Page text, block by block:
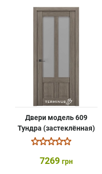
Двери модель 609
Тундра (застеклённая)
7269 грн